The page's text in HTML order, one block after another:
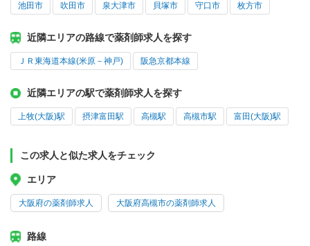
池田市 吹田市 泉大津市 貝塚市 守口市 枚方市
近隣エリアの路線で薬剤師求人を探す
ＪＲ東海道本線(米原－神戸) 阪急京都本線
近隣エリアの駅で薬剤師求人を探す
上牧(大阪)駅 摂津富田駅 高槻駅 高槻市駅 富田(大阪)駅
この求人と似た求人をチェック
エリア
大阪府の薬剤師求人 大阪府高槻市の薬剤師求人
路線